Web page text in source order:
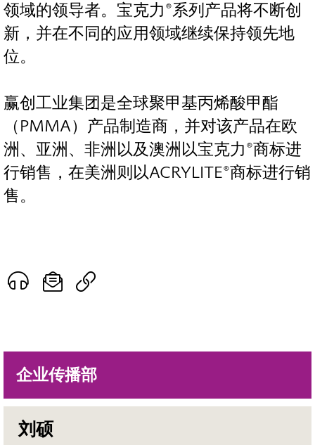
企业传播部
刘硕
领域的领导者。宝克力®系列产品将不断创
新，并在不同的应用领域继续保持领先地
位。
赢创工业集团是全球聚甲基丙烯酸甲酯
（PMMA）产品制造商，并对该产品在欧
洲、亚洲、非洲以及澳洲以宝克力®商标进
行销售，在美洲则以ACRYLITE®商标进行销
售。